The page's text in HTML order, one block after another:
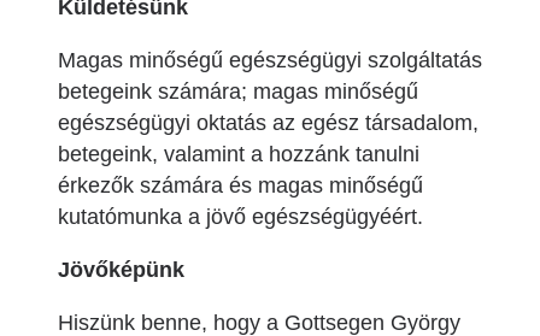
Küldetésünk
Magas minőségű egészségügyi szolgáltatás
betegeink számára; magas minőségű
egészségügyi oktatás az egész társadalom,
betegeink, valamint a hozzánk tanulni
érkezők számára és magas minőségű
kutatómunka a jövő egészségügyéért.
Jövőképünk
Hiszünk benne, hogy a Gottsegen György